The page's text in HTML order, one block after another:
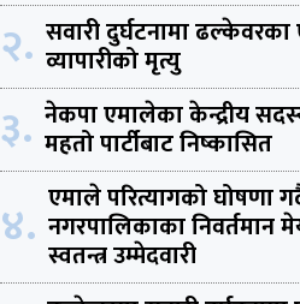
२. सवारी दुर्घटनामा
व्यापारीको मृत्यु
३. नेकपा एमालेका केन्द्रीय
महतो पार्टीबाट निष्कासित
४. एमाले परित्यागको घोषणा
नगरपालिकाका निवर्तमान
स्वतन्त्र उम्मेदवारी